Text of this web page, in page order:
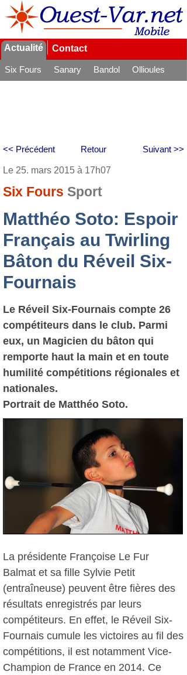
Actualité Contact
Six Fours Sanary Bandol
Ollioules
Retour
<< Précédent Suivant >>
Le 25. mars 2015 à 17h07
Six Fours Sport
Matthéo Soto: Espoir
Français au Twirling
Bâton du Réveil Six-
Fournais
Le Réveil Six-Fournais compte 26
compétiteurs dans le club. Parmi
eux, un Magicien du bâton qui
remporte haut la main et en toute
humilité compétitions régionales et
nationales.
Portrait de Matthéo Soto.
La présidente Françoise Le Fur
Balmat et sa fille Sylvie Petit
(entraîneuse) peuvent être fières des
résultats enregistrés par leurs
compétiteurs. En effet, le Réveil Six-
Fournais cumule les victoires au fil des
compétitions, il est notamment Vice-
Champion de France en 2014. Ce